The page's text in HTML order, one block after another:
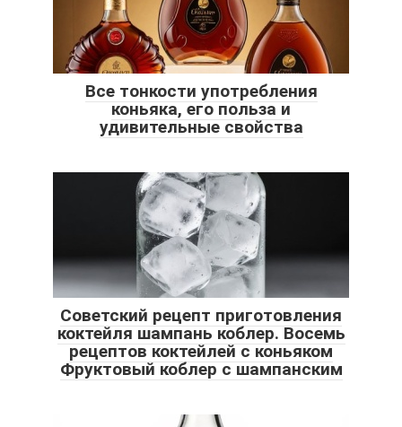
Все тонкости употребления
коньяка, его польза и
удивительные свойства
Советский рецепт приготовления
коктейля шампань коблер. Восемь
рецептов коктейлей с коньяком
Фруктовый коблер с шампанским